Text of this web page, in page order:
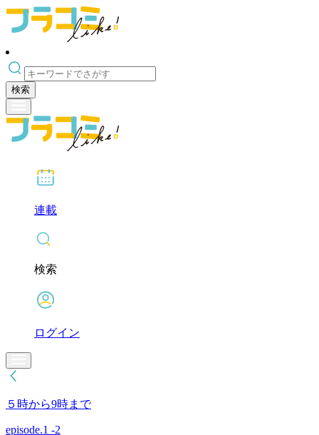
検索
連載
検索
ログイン
５時から9時まで
episode.1 -2